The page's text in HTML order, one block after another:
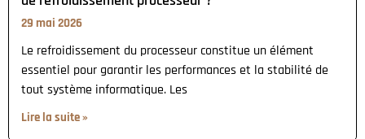
29 mai 2026
Le refroidissement du processeur constitue un élément
essentiel pour garantir les performances et la stabilité de
tout système informatique. Les
Lire la suite »